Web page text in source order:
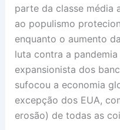
parte da classe média
ao populismo
enquanto o aumento
luta contra a
expansionista dos
sufocou a economia
excepção dos EUA,
erosão) de todas as